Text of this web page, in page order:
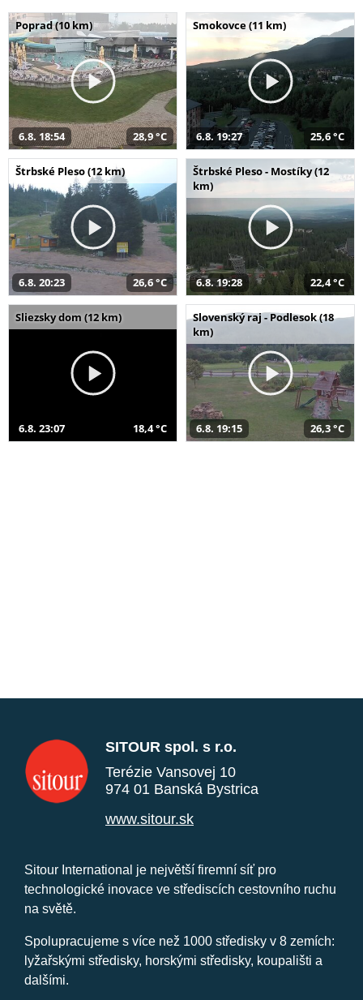
Poprad (10 km)
6.8. 18:54 28,9 °C
Smokovce (11 km)
6.8. 19:27 25,6 °C
Štrbské Pleso (12 km)
6.8. 20:23 26,6 °C
Štrbské Pleso - Mostíky (12
km)
6.8. 19:28 22,4 °C
Sliezsky dom (12 km)
6.8. 23:07 18,4 °C
Slovenský raj - Podlesok (18
km)
6.8. 19:15 26,3 °C
SITOUR spol. s r.o.
Terézie Vansovej 10
974 01 Banská Bystrica
www.sitour.sk
Sitour International je největší firemní síť pro
technologické inovace ve střediscích cestovního ruchu
na světě.
Spolupracujeme s více než 1000 středisky v 8 zemích:
lyžařskými středisky, horskými středisky, koupališti a
dalšími.